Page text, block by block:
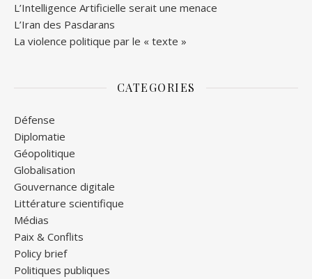
L’Intelligence Artificielle serait une menace
L’Iran des Pasdarans
La violence politique par le « texte »
CATEGORIES
Défense
Diplomatie
Géopolitique
Globalisation
Gouvernance digitale
Littérature scientifique
Médias
Paix & Conflits
Policy brief
Politiques publiques